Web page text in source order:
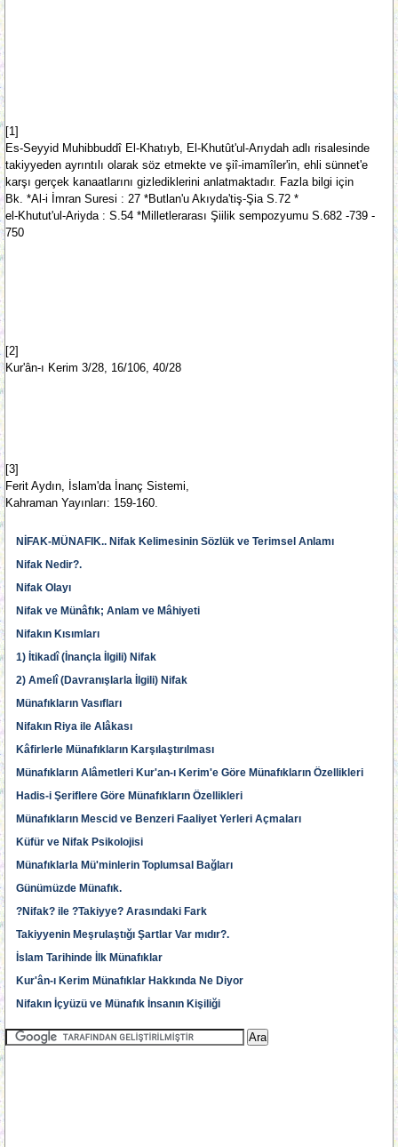
[1]
Es-Seyyid Muhibbuddî El-Khatıyb, El-Khutût'ul-Arıydah adlı risalesinde
takiy­ye­den ayrıntılı olarak söz etmekte ve şiî-imamîler'in, ehli sünnet'e
karşı gerçek kanaat­larını giz­lediklerini anlatmaktadır. Fazla bilgi için
Bk. *Al-i İmran Suresi : 27 *Butlan'u Akıyda'tiş-Şia S.72 *
el-Khutut'ul-Ariyda : S.54 *Milletlerarası Şiilik sempozyumu S.682 -739 -
750
[2]
Kur'ân-ı Kerim 3/28, 16/106, 40/28
[3]
Ferit Aydın, İslam'da İnanç Sistemi,
Kahraman Yayınları: 159-160.
NİFAK-MÜNAFIK.. Nifak Kelimesinin Sözlük ve Terimsel Anlamı
Nifak Nedir?.
Nifak Olayı
Nifak ve Münâfık; Anlam ve Mâhiyeti
Nifakın Kısımları
1) İtikadî (İnançla İlgili) Nifak
2) Amelî (Davranışlarla İlgili) Nifak
Münafıkların Vasıfları
Nifakın Riya ile Alâkası
Kâfirlerle Münafıkların Karşılaştırılması
Münafıkların Alâmetleri Kur'an-ı Kerim'e Göre Münafıkların Özellikleri
Hadis-i Şeriflere Göre Münafıkların Özellikleri
Münafıkların Mescid ve Benzeri Faaliyet Yerleri Açmaları
Küfür ve Nifak Psikolojisi
Münafıklarla Mü'minlerin Toplumsal Bağları
Günümüzde Münafık.
?Nifak? ile ?Takiyye? Arasındaki Fark
Takiyyenin Meşrulaştığı Şartlar Var mıdır?.
İslam Tarihinde İlk Münafıklar
Kur'ân-ı Kerim Münafıklar Hakkında Ne Diyor
Nifakın İçyüzü ve Münafık İnsanın Kişiliği